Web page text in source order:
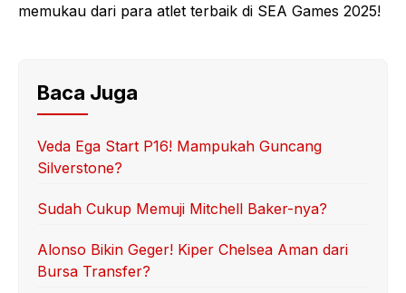
memukau dari para atlet terbaik di SEA Games 2025!
Baca Juga
Veda Ega Start P16! Mampukah Guncang
Silverstone?
Sudah Cukup Memuji Mitchell Baker-nya?
Alonso Bikin Geger! Kiper Chelsea Aman dari
Bursa Transfer?